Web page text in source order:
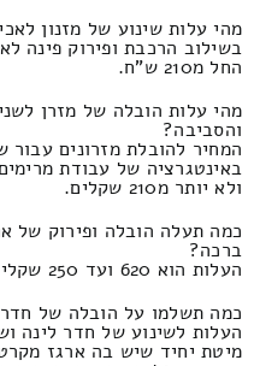
מהי עלות שינוע של מזנון
בשילוב הרכבת ופירוק פינה
החל מ210 ש"ח.
מהי עלות הובלה של מזרן
והסביבה?
המחיר להובלת מזרונים
ולא יותר מ210 שקלים.
כמה תעלה הובלה ופירוק של
ברכה?
העלות הוא 620 ועד 250 שקלים.
כמה תשלמו על הובלה של
העלות לשינוע של חדר לינה
מיטת יחיד שיש בה ארגז